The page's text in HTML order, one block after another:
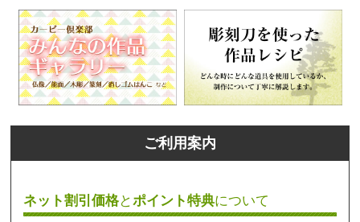
ご利用案内
ネット割引価格とポイント特典について